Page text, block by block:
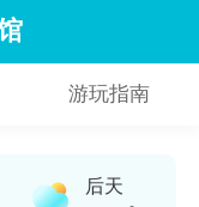
游玩指南
后天